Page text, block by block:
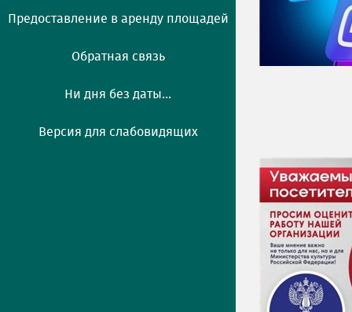
Предоставление в аренду площадей
Обратная связь
Ни дня без даты...
Версия для слабовидящих